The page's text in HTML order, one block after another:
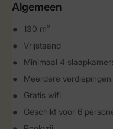
Algemeen
130 m²
Vrijstaand
Minimaal 4
Meerdere verdiepingen
Gratis wifi
Geschikt voor 6